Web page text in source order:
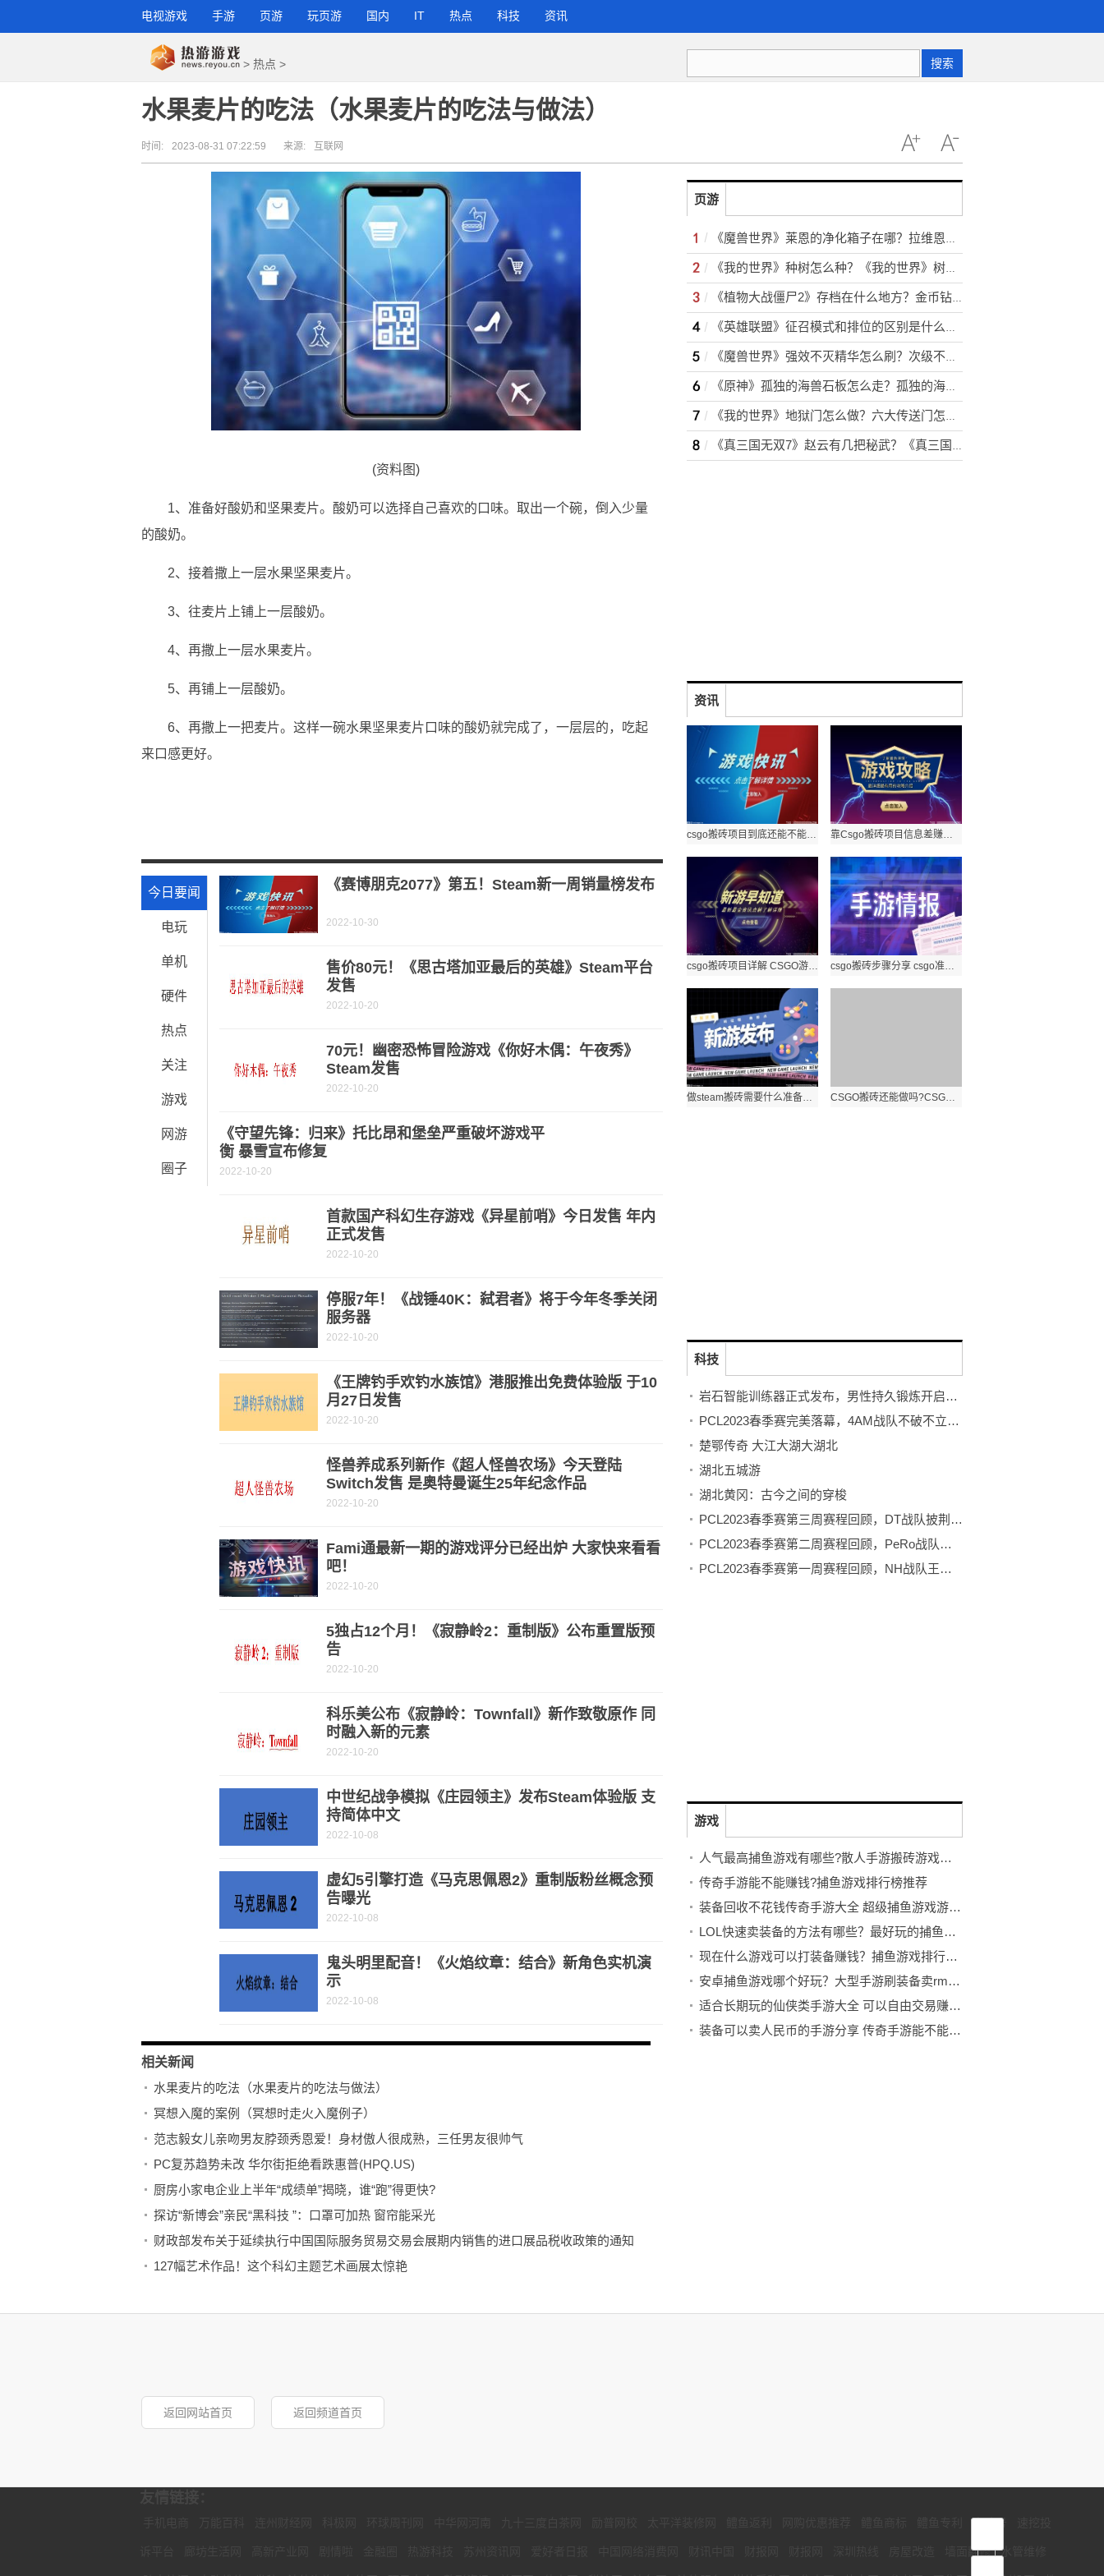
电视游戏 手游 页游 玩页游 国内 IT 热点 科技 资讯
> 热点 > 搜索
水果麦片的吃法（水果麦片的吃法与做法）
时间: 2023-08-31 07:22:59 来源: 互联网
(资料图)
1、准备好酸奶和坚果麦片。酸奶可以选择自己喜欢的口味。取出一个碗，倒入少量
的酸奶。
2、接着撒上一层水果坚果麦片。
3、往麦片上铺上一层酸奶。
4、再撒上一层水果麦片。
5、再铺上一层酸奶。
6、再撒上一把麦片。这样一碗水果坚果麦片口味的酸奶就完成了，一层层的，吃起
来口感更好。
今日要闻
电玩
单机
硬件
热点
关注
游戏
网游
圈子
《赛博朋克2077》第五！Steam新一周销量榜发布
2022-10-30
售价80元！《思古塔加亚最后的英雄》Steam平台
发售
2022-10-20
70元！幽密恐怖冒险游戏《你好木偶：午夜秀》
Steam发售
2022-10-20
《守望先锋：归来》托比昂和堡垒严重破坏游戏平
衡 暴雪宣布修复
2022-10-20
首款国产科幻生存游戏《异星前哨》今日发售 年内
正式发售
2022-10-20
停服7年！《战锤40K：弑君者》将于今年冬季关闭
服务器
2022-10-20
《王牌钓手欢钓水族馆》港服推出免费体验版 于10
月27日发售
2022-10-20
怪兽养成系列新作《超人怪兽农场》今天登陆
Switch发售 是奥特曼诞生25年纪念作品
2022-10-20
Fami通最新一期的游戏评分已经出炉 大家快来看看
吧！
2022-10-20
5独占12个月！《寂静岭2：重制版》公布重置版预
告
2022-10-20
科乐美公布《寂静岭：Townfall》新作致敬原作 同
时融入新的元素
2022-10-20
中世纪战争模拟《庄园领主》发布Steam体验版 支
持简体中文
2022-10-08
虚幻5引擎打造《马克思佩恩2》重制版粉丝概念预
告曝光
2022-10-08
鬼头明里配音！《火焰纹章：结合》新角色实机演
示
2022-10-08
相关新闻
水果麦片的吃法（水果麦片的吃法与做法）
冥想入魔的案例（冥想时走火入魔例子）
范志毅女儿亲吻男友脖颈秀恩爱！身材傲人很成熟，三任男友很帅气
PC复苏趋势未改 华尔街拒绝看跌惠普(HPQ.US)
厨房小家电企业上半年“成绩单”揭晓，谁“跑”得更快?
探访“新博会”亲民“黑科技 ”：口罩可加热 窗帘能采光
财政部发布关于延续执行中国国际服务贸易交易会展期内销售的进口展品税收政策的通知
127幅艺术作品！这个科幻主题艺术画展太惊艳
遇到危险怎么办？这堂课让孩子们学会自救互救
页游
《魔兽世界》莱恩的净化箱子在哪？拉维恩在哪里？
《我的世界》种树怎么种？《我的世界》树与树之间距离是多少？
《植物大战僵尸2》存档在什么地方？金币钻石存档怎么修改？
《英雄联盟》征召模式和排位的区别是什么？什么段位可以开启征召模式？
《魔兽世界》强效不灭精华怎么刷？次级不灭精华去哪里打？
《原神》孤独的海兽石板怎么走？孤独的海兽怎么解密？
《我的世界》地狱门怎么做？六大传送门怎么做？
《真三国无双7》赵云有几把秘武？《真三国无双7》赵云武器怎么获得？
资讯
csgo搬砖项目到底还能不能做？鼠标加速指令及去鼠标加速指令 靠Csgo搬砖项目信息差赚钱的详细教程分享 CSGO左上角雷达地图显示指令
csgo搬砖项目详解 CSGO游戏fps及网络参数显示指令有哪些？ csgo搬砖步骤分享 csgo准星调整类指令有哪些？
做steam搬砖需要什么准备？csgo枪口抖动消除指令分享 CSGO搬砖还能做吗?CSGO空格大跳指令分享
科技
岩石智能训练器正式发布，男性持久锻炼开启智能浪潮
PCL2023春季赛完美落幕，4AM战队不破不立再现巅峰！
楚鄂传奇 大江大湖大湖北
湖北五城游
湖北黄冈：古今之间的穿梭
PCL2023春季赛第三周赛程回顾，DT战队披荆斩棘登顶周冠
PCL2023春季赛第二周赛程回顾，PeRo战队绝地反击夺桂冠
PCL2023春季赛第一周赛程回顾，NH战队王者归来称霸榜首
游戏
人气最高捕鱼游戏有哪些?散人手游搬砖游戏赚钱版特色
传奇手游能不能赚钱?捕鱼游戏排行榜推荐
装备回收不花钱传奇手游大全 超级捕鱼游戏游戏下载介绍给大家
LOL快速卖装备的方法有哪些？最好玩的捕鱼游戏有哪些？
现在什么游戏可以打装备赚钱？捕鱼游戏排行榜2023分享
安卓捕鱼游戏哪个好玩？大型手游刷装备卖rmb的传奇游戏有哪些？
适合长期玩的仙侠类手游大全 可以自由交易赚rmb的手游有哪些？
装备可以卖人民币的手游分享 传奇手游能不能赚钱?
返回网站首页 返回频道首页
启哈号
墙面翻修 水管维修